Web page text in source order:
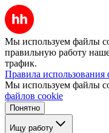
Мы используем файлы
правильную работу
трафик.
Правила использования
Мы используем файлы
файлов cookie
Понятно
Ищу работу